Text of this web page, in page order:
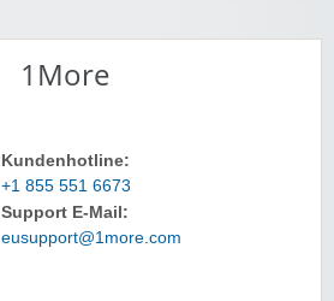
1More
Kundenhotline:
+1 855 551 6673
Support E-Mail:
eusupport@1more.com